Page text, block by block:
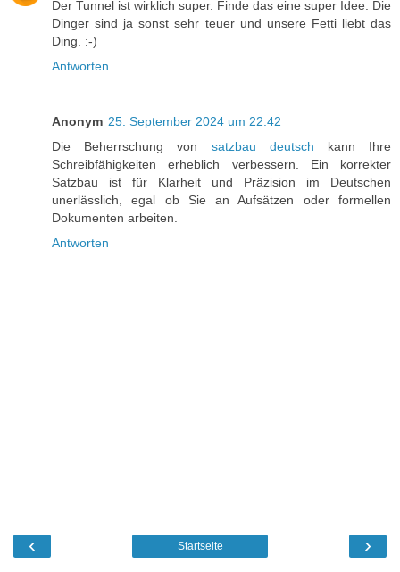
Der Tunnel ist wirklich super. Finde das eine super Idee. Die
Dinger sind ja sonst sehr teuer und unsere Fetti liebt das
Ding. :-)
Antworten
Anonym 25. September 2024 um 22:42
Die Beherrschung von satzbau deutsch kann Ihre
Schreibfähigkeiten erheblich verbessern. Ein korrekter
Satzbau ist für Klarheit und Präzision im Deutschen
unerlässlich, egal ob Sie an Aufsätzen oder formellen
Dokumenten arbeiten.
Antworten
‹ ›
Startseite